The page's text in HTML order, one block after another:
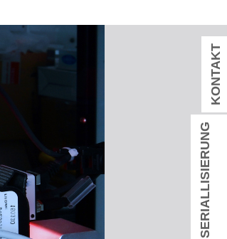
KONTAKT
SERIALLISIERUNG